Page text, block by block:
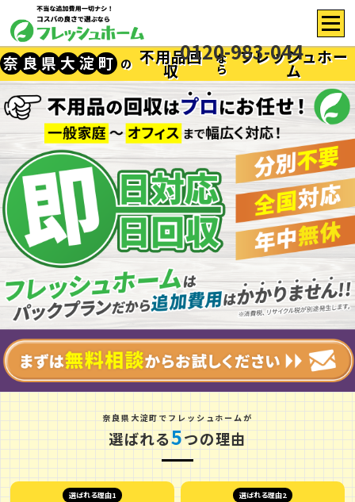
0120-983-044
奈良県大淀町 の 不用品回
収
な
ら
フレッシュホー
ム
奈良県大淀町 でフレッシュホームが
選ばれる5つの理由
選ばれる理由1 選ばれる理由2